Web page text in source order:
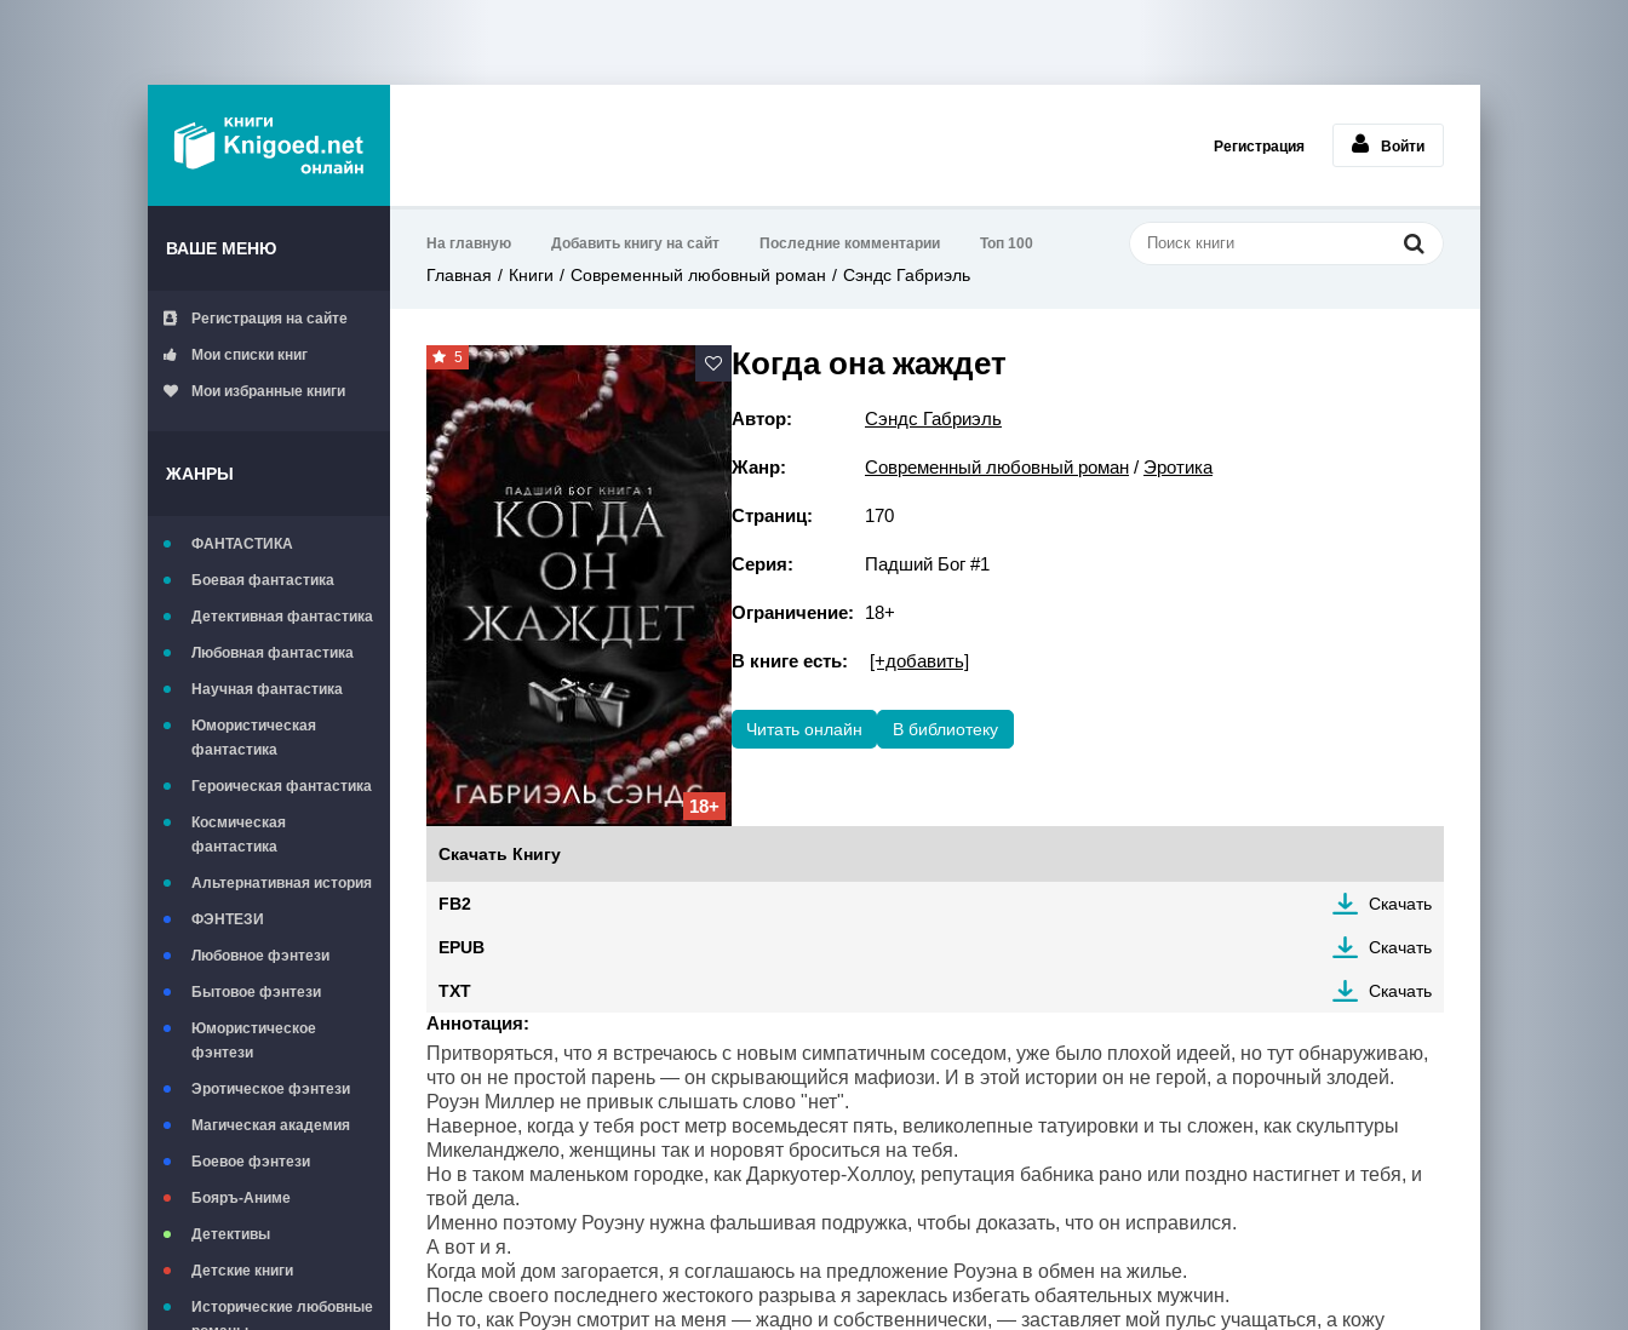
Регистрация Войти
ВАШЕ МЕНЮ
Регистрация на сайте
Мои списки книг
Мои избранные книги
ЖАНРЫ
ФАНТАСТИКА
Боевая фантастика
Детективная фантастика
Любовная фантастика
Научная фантастика
Юмористическая
фантастика
Героическая фантастика
Космическая
фантастика
Альтернативная история
ФЭНТЕЗИ
Любовное фэнтези
Бытовое фэнтези
Юмористическое
фэнтези
Эротическое фэнтези
Магическая академия
Боевое фэнтези
Бояръ-Аниме
Детективы
Детские книги
Исторические любовные
На главную Добавить книгу на сайт Последние комментарии Топ 100
Главная Книги Современный любовный роман Сэндс Габриэль
5
18+
Когда она жаждет
Автор: Сэндс Габриэль
Жанр: Современный любовный роман / Эротика
Страниц: 170
Серия: Падший Бог #1
Ограничение: 18+
В книге есть: [+добавить]
Читать онлайн В библиотеку
Скачать Книгу
FB2 Скачать
EPUB Скачать
TXT Скачать
Аннотация:
Притворяться, что я встречаюсь с новым симпатичным соседом, уже было плохой идеей, но тут обнаруживаю,
что он не простой парень — он скрывающийся мафиози. И в этой истории он не герой, а порочный злодей.
Роуэн Миллер не привык слышать слово "нет".
Наверное, когда у тебя рост метр восемьдесят пять, великолепные татуировки и ты сложен, как скульптуры
Микеланджело, женщины так и норовят броситься на тебя.
Но в таком маленьком городке, как Даркуотер-Холлоу, репутация бабника рано или поздно настигнет и тебя, и
твой дела.
Именно поэтому Роуэну нужна фальшивая подружка, чтобы доказать, что он исправился.
А вот и я.
Когда мой дом загорается, я соглашаюсь на предложение Роуэна в обмен на жилье.
После своего последнего жестокого разрыва я зареклась избегать обаятельных мужчин.
Но то, как Роуэн смотрит на меня — жадно и собственнически, — заставляет мой пульс учащаться, а кожу